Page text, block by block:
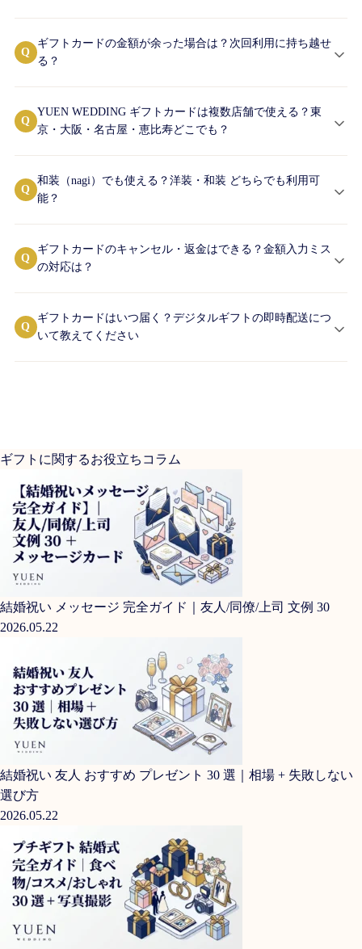
Q
ギフトカードの金額が余った場合は？次回利用に持ち越せ
る？
Q
YUEN WEDDING ギフトカードは複数店舗で使える？東
京・大阪・名古屋・恵比寿どこでも？
Q
和装（nagi）でも使える？洋装・和装 どちらでも利用可
能？
Q
ギフトカードのキャンセル・返金はできる？金額入力ミス
の対応は？
Q
ギフトカードはいつ届く？デジタルギフトの即時配送につ
いて教えてください
ギフトに関するお役立ちコラム
結婚祝い メッセージ 完全ガイド｜友人/同僚/上司 文例 30
2026.05.22
結婚祝い 友人 おすすめ プレゼント 30 選｜相場 + 失敗しない
選び方
2026.05.22